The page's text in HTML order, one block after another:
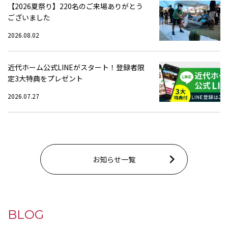
【2026夏祭り】220名のご来場ありがとう
ございました
2026.08.02
近代ホーム公式LINEがスタート！登録者限
定3大特典をプレゼント
2026.07.27
お知らせ一覧
BLOG